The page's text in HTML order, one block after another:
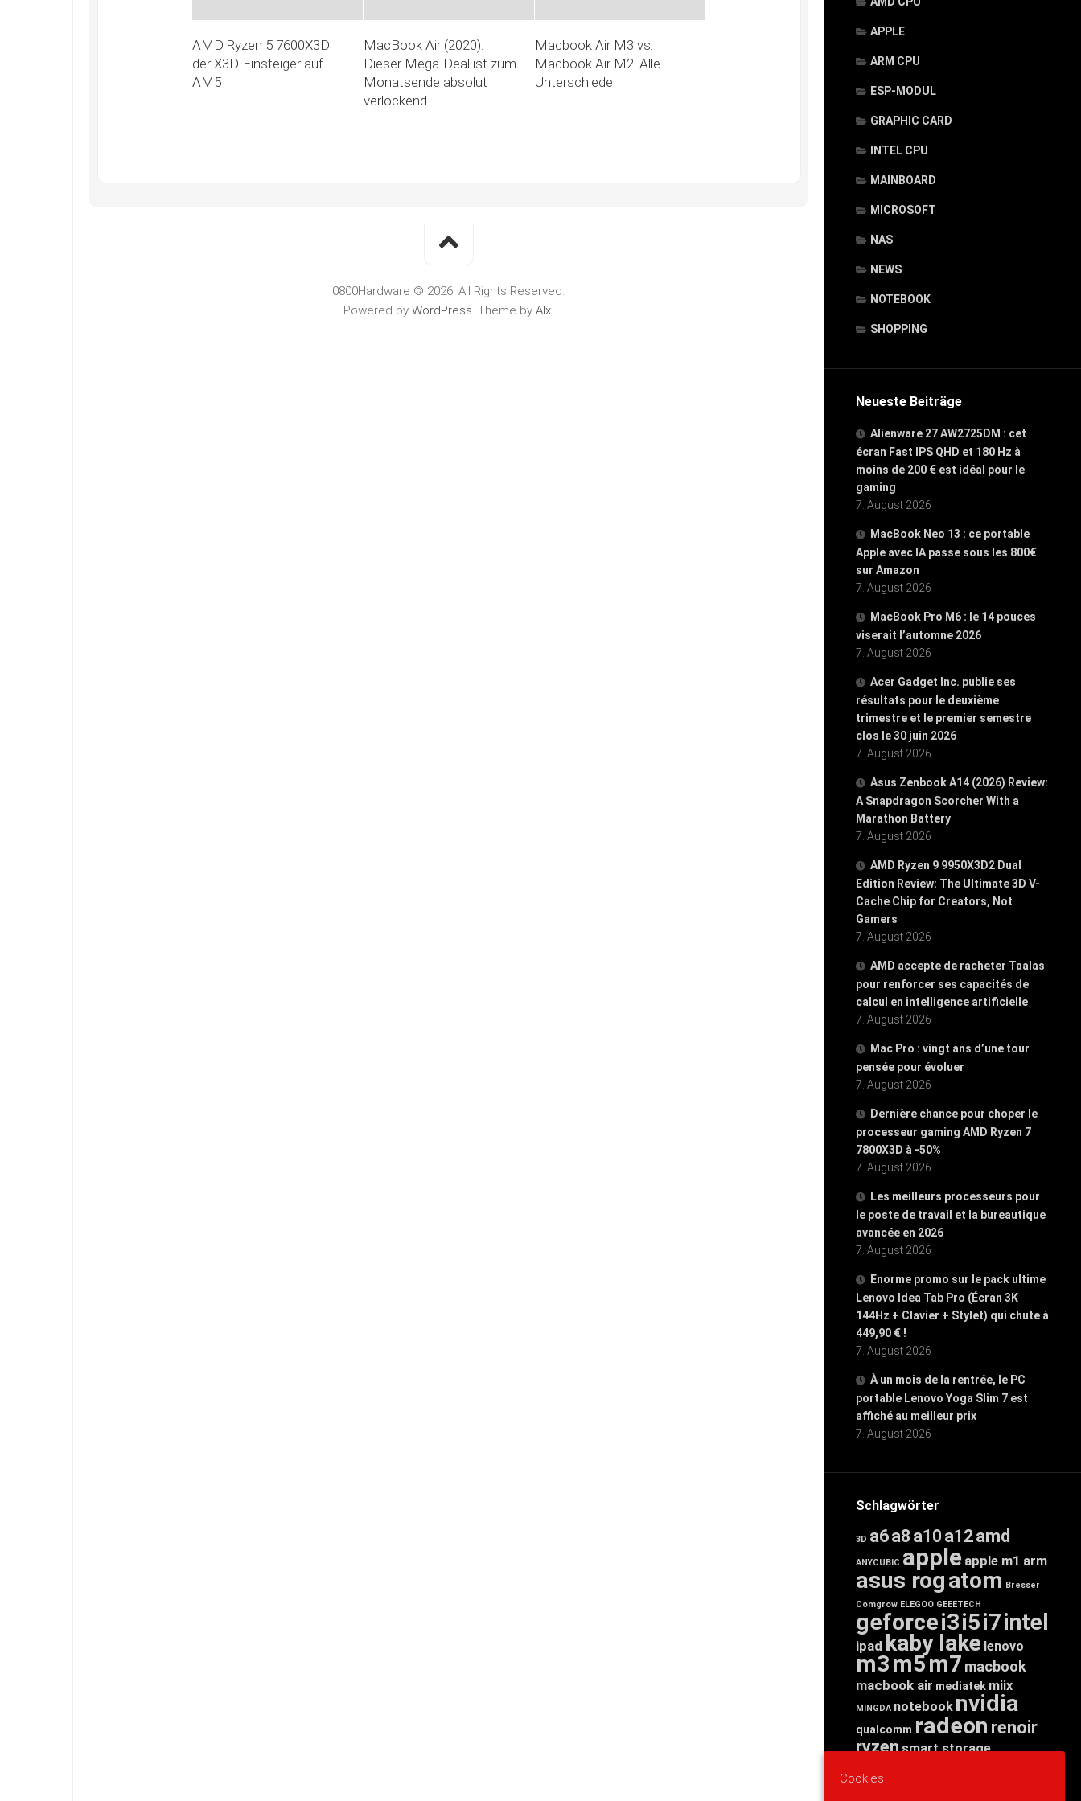
APPLE
ARM CPU
ESP-MODUL
GRAPHIC CARD
INTEL CPU
MAINBOARD
MICROSOFT
NAS
NEWS
NOTEBOOK
SHOPPING
Neueste Beiträge
Alienware 27 AW2725DM : cet
écran Fast IPS QHD et 180 Hz à
moins de 200 € est idéal pour le
gaming
7. August 2026
MacBook Neo 13 : ce portable
Apple avec IA passe sous les 800€
sur Amazon
7. August 2026
MacBook Pro M6 : le 14 pouces
viserait l’automne 2026
7. August 2026
Acer Gadget Inc. publie ses
résultats pour le deuxième
trimestre et le premier semestre
clos le 30 juin 2026
7. August 2026
Asus Zenbook A14 (2026) Review:
A Snapdragon Scorcher With a
Marathon Battery
7. August 2026
AMD Ryzen 9 9950X3D2 Dual
Edition Review: The Ultimate 3D V-
Cache Chip for Creators, Not
Gamers
7. August 2026
AMD accepte de racheter Taalas
pour renforcer ses capacités de
calcul en intelligence artificielle
7. August 2026
Mac Pro : vingt ans d’une tour
pensée pour évoluer
7. August 2026
Dernière chance pour choper le
processeur gaming AMD Ryzen 7
7800X3D à -50%
7. August 2026
Les meilleurs processeurs pour
le poste de travail et la bureautique
avancée en 2026
7. August 2026
Enorme promo sur le pack ultime
Lenovo Idea Tab Pro (Écran 3K
144Hz + Clavier + Stylet) qui chute à
449,90 € !
7. August 2026
À un mois de la rentrée, le PC
portable Lenovo Yoga Slim 7 est
affiché au meilleur prix
7. August 2026
Schlagwörter
3D a6a8 a10 a12amd
ANYCUBIC apple apple m1 arm
asus rogatom Bresser
Comgrow ELEGOO GEEETECH
geforcei3i5i7intel
ipad kaby lake lenovo
m3m5m7 macbook
macbook air mediatek miix
MINGDA notebook nvidia
qualcomm radeon renoir
ryzensmart storage
threadripper
AMD Ryzen 5 7600X3D:
der X3D-Einsteiger auf
AM5
MacBook Air (2020):
Dieser Mega-Deal ist zum
Monatsende absolut
verlockend
Macbook Air M3 vs.
Macbook Air M2: Alle
Unterschiede
0800Hardware © 2026. All Rights Reserved.
Powered by WordPress. Theme by Alx.
Cookies